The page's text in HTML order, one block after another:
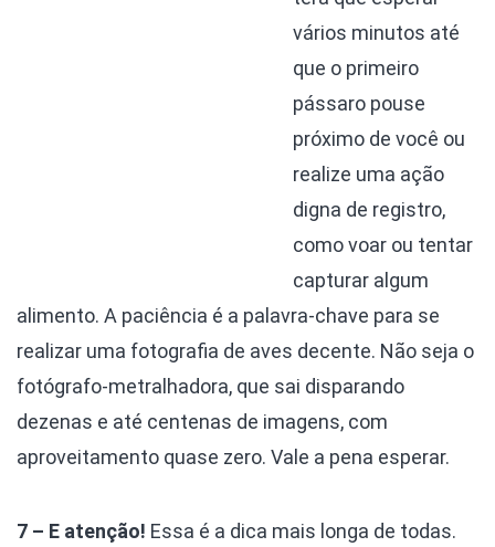
vários minutos até
que o primeiro
pássaro pouse
próximo de você ou
realize uma ação
digna de registro,
como voar ou tentar
capturar algum
alimento. A paciência é a palavra-chave para se
realizar uma fotografia de aves decente. Não seja o
fotógrafo-metralhadora, que sai disparando
dezenas e até centenas de imagens, com
aproveitamento quase zero. Vale a pena esperar.
7 – E atenção! Essa é a dica mais longa de todas.